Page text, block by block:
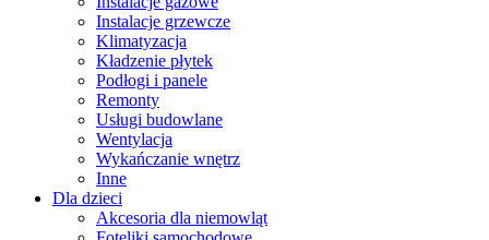
Instalacje grzewcze
Klimatyzacja
Kładzenie płytek
Podłogi i panele
Remonty
Usługi budowlane
Wentylacja
Wykańczanie wnętrz
Inne
Dla dzieci
Akcesoria dla niemowląt